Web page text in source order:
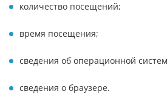
количество посещений;
время посещения;
сведения об операционной
сведения о браузере.